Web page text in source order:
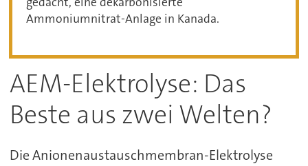
Ammoniumnitrat-Anlage in Kanada.
AEM-Elektrolyse: Das
Beste aus zwei Welten?
Die Anionenaustauschmembran-Elektrolyse